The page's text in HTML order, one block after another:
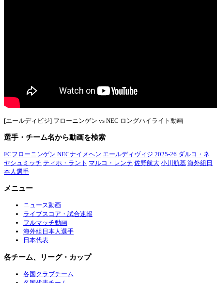
[エールディビジ] フローニンゲン vs NEC ロングハイライト動画
選手・チーム名から動画を検索
FCフローニンゲン NECナイメヘン エールディヴィジ 2025-26 ダルコ・ネ
ヤシュミッチ ティホ・ラント マルコ・レンテ 佐野航大 小川航基 海外組日
本人選手
メニュー
ニュース動画
ライブスコア・試合速報
フルマッチ動画
海外組日本人選手
日本代表
各チーム、リーグ・カップ
各国クラブチーム